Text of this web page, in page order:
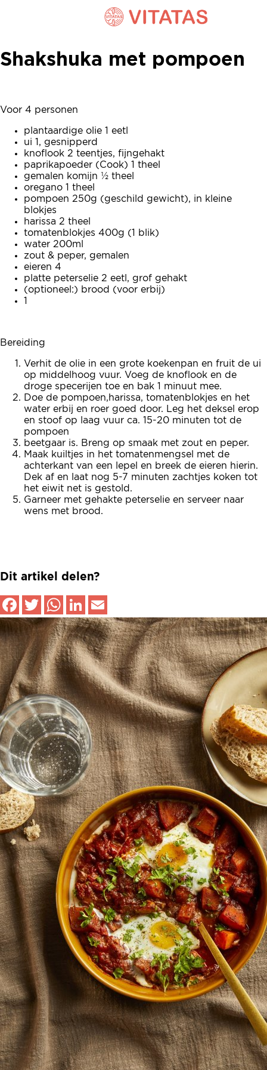
Shakshuka met pompoen
Shakshuka met pompoen
Voor 4 personen
plantaardige olie 1 eetl
ui 1, gesnipperd
knoflook 2 teentjes, fijngehakt
paprikapoeder (Cook) 1 theel
gemalen komijn ½ theel
oregano 1 theel
pompoen 250g (geschild gewicht), in kleine
blokjes
harissa 2 theel
tomatenblokjes 400g (1 blik)
water 200ml
zout & peper, gemalen
eieren 4
platte peterselie 2 eetl, grof gehakt
(optioneel:) brood (voor erbij)
1
Bereiding
Verhit de olie in een grote koekenpan en fruit de ui
op middelhoog vuur. Voeg de knoflook en de
droge specerijen toe en bak 1 minuut mee.
Doe de pompoen,harissa, tomatenblokjes en het
water erbij en roer goed door. Leg het deksel erop
en stoof op laag vuur ca. 15-20 minuten tot de
pompoen
beetgaar is. Breng op smaak met zout en peper.
Maak kuiltjes in het tomatenmengsel met de
achterkant van een lepel en breek de eieren hierin.
Dek af en laat nog 5-7 minuten zachtjes koken tot
het eiwit net is gestold.
Garneer met gehakte peterselie en serveer naar
wens met brood.
Dit artikel delen?